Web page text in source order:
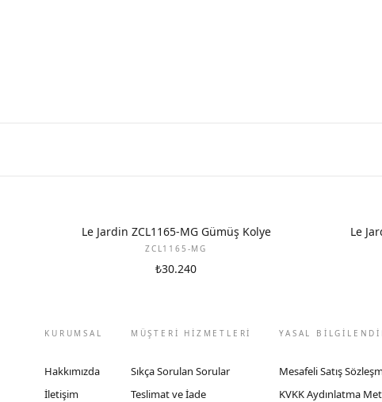
Le Jardin ZCL1165-MG Gümüş Kolye
ZCL1165-MG
₺30.240
Le
KURUMSAL
Hakkımızda
İletişim
MÜŞTERİ HİZMETLERİ
Sıkça Sorulan Sorular
Teslimat ve İade
YASAL
Mesafeli Satış
KVKK Aydınlatma